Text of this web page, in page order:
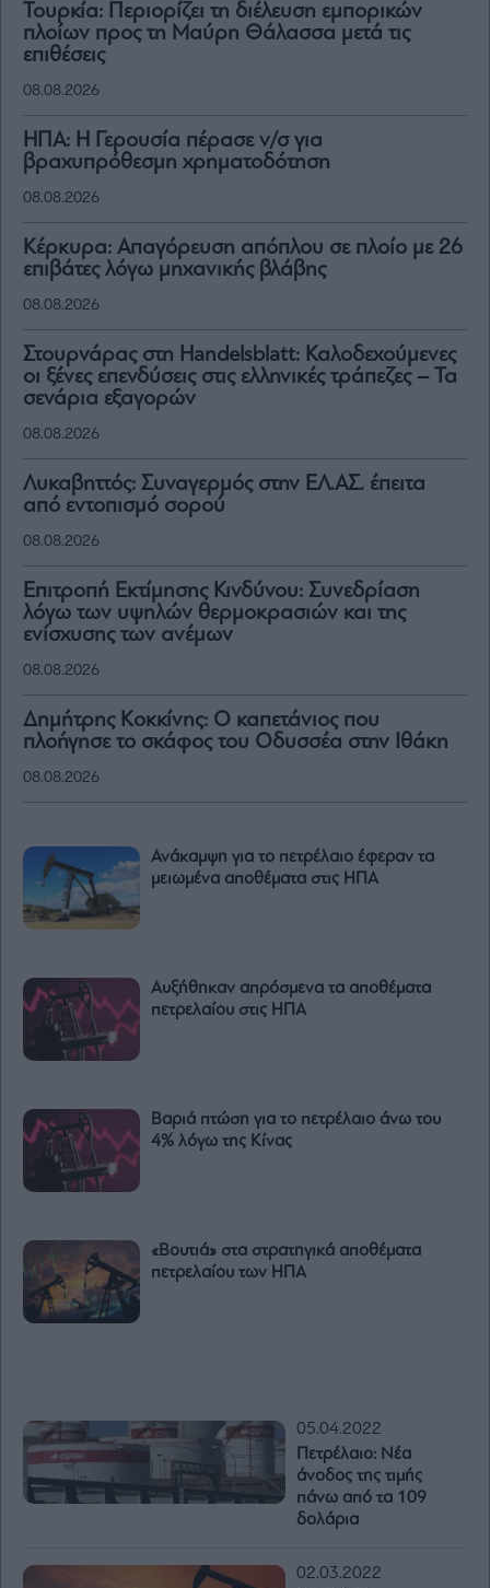
Τουρκία: Περιορίζει τη διέλευση εμπορικών
πλοίων προς τη Μαύρη Θάλασσα μετά τις
επιθέσεις
08.08.2026
ΗΠΑ: Η Γερουσία πέρασε ν/σ για
βραχυπρόθεσμη χρηματοδότηση
08.08.2026
Κέρκυρα: Απαγόρευση απόπλου σε πλοίο με 26
επιβάτες λόγω μηχανικής βλάβης
08.08.2026
Στουρνάρας στη Handelsblatt: Καλοδεχούμενες
οι ξένες επενδύσεις στις ελληνικές τράπεζες – Τα
σενάρια εξαγορών
08.08.2026
Λυκαβηττός: Συναγερμός στην ΕΛ.ΑΣ. έπειτα
από εντοπισμό σορού
08.08.2026
Επιτροπή Εκτίμησης Κινδύνου: Συνεδρίαση
λόγω των υψηλών θερμοκρασιών και της
ενίσχυσης των ανέμων
08.08.2026
Δημήτρης Κοκκίνης: Ο καπετάνιος που
πλοήγησε το σκάφος του Οδυσσέα στην Ιθάκη
08.08.2026
Ανάκαμψη για το πετρέλαιο έφεραν τα
μειωμένα αποθέματα στις ΗΠΑ
Αυξήθηκαν απρόσμενα τα αποθέματα
πετρελαίου στις ΗΠΑ
Βαριά πτώση για το πετρέλαιο άνω του
4% λόγω της Κίνας
«Βουτιά» στα στρατηγικά αποθέματα
πετρελαίου των ΗΠΑ
05.04.2022
Πετρέλαιο: Νέα
άνοδος της τιμής
πάνω από τα 109
δολάρια
02.03.2022